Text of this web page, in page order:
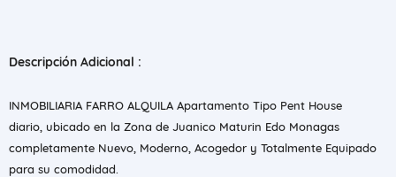
Descripción Adicional :
INMOBILIARIA FARRO ALQUILA Apartamento Tipo Pent House
diario, ubicado en la Zona de Juanico Maturin Edo Monagas
completamente Nuevo, Moderno, Acogedor y Totalmente Equipado
para su comodidad.